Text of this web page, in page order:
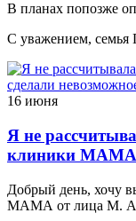
В планах попозже
С уважением, семья
16 июня
Я не
клиники МАМА
Добрый день, хочу
МАМА от лица М.